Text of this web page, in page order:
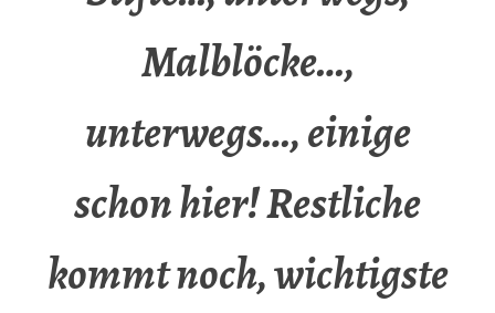
Malblöcke…,
unterwegs…, einige
schon hier! Restliche
kommt noch, wichtigste